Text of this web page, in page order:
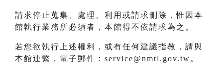
請求停止蒐集、處理、利用或請求刪除，惟因本
館執行業務所必須者，本館得不依請求為之。
若您欲執行上述權利，或有任何建議指教，請與
本館連繫，電子郵件：service@nmtl.gov.tw。